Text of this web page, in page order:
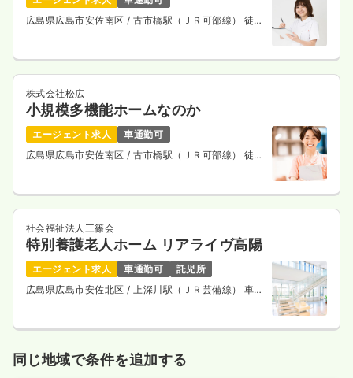
広島県広島市安佐南区 / 古市橋駅（ＪＲ可部線） 徒歩
株式会社松広
小規模多機能ホームなのか
エージェント求人
車通勤可
広島県広島市安佐南区 / 古市橋駅（ＪＲ可部線） 徒歩
社会福祉法人三篠会
特別養護老人ホーム リアライヴ高陽
エージェント求人 車通勤可
託児所
広島県広島市安佐北区 / 上深川駅（ＪＲ芸備線） 車5
同じ地域で条件を追加する